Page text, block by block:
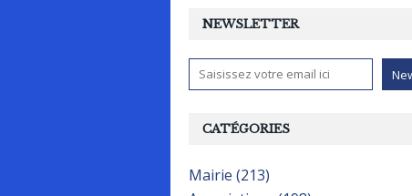
NEWSLETTER
CATÉGORIES
Mairie (213)